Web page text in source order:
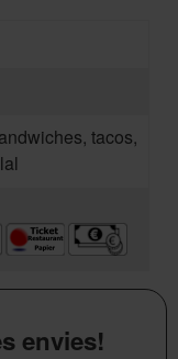
tacos,
envies!